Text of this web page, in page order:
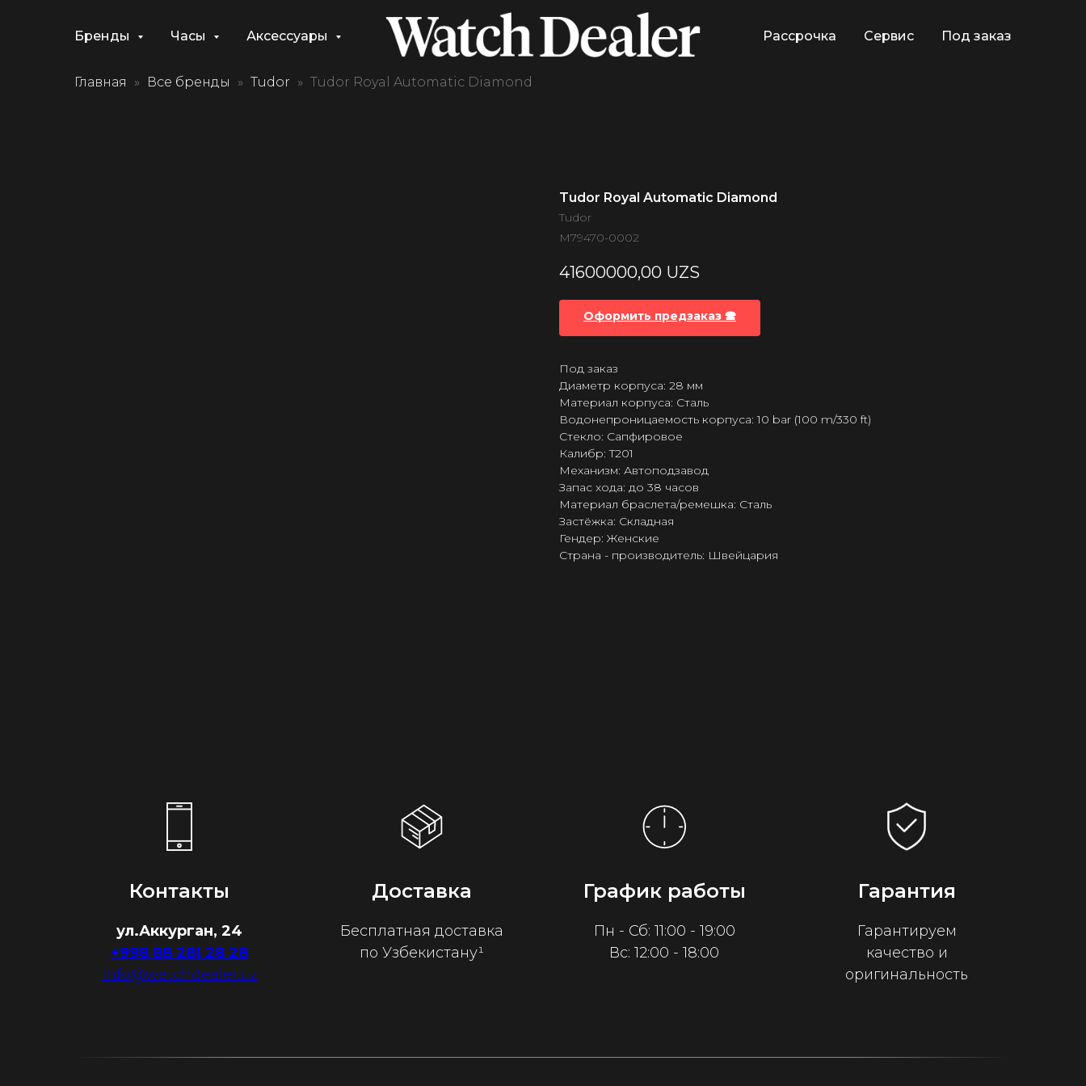
Бренды Часы Аксессуары Рассрочка Сервис Под заказ
Главная Все бренды Tudor Tudor Royal Automatic Diamond
Tudor Royal Automatic Diamond
Tudor
M79470-0002
41600000,00 UZS
Оформить предзаказ 🕿
Под заказ
Диаметр корпуса: 28 мм
Материал корпуса: Сталь
Водонепроницаемость корпуса: 10 bar (100 m/330 ft)
Стекло: Сапфировое
Калибр: T201
Механизм: Автоподзавод
Запас хода: до 38 часов
Материал браслета/ремешка: Сталь
Застёжка: Складная
Гендер: Женские
Страна - производитель: Швейцария
Контакты
ул.Аккурган, 24
+998 88 281 28 28
info@watchdealer.uz
Доставка
Бесплатная доставка
по Узбекистану¹
График работы
Пн - Сб: 11:00 - 19:00
Вс: 12:00 - 18:00
Гарантия
Гарантируем
качество и
оригинальность